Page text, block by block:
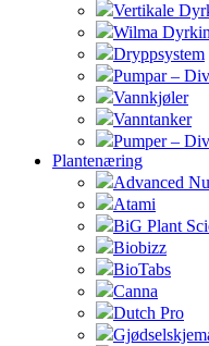
Vertikale
Wilma
Dryppsystem
Pumpar –
Vannkjøler
Vanntanker
Pumper –
Plantenæring
Advanced
Atami
BiG Plant
Biobizz
BioTabs
Canna
Dutch Pro